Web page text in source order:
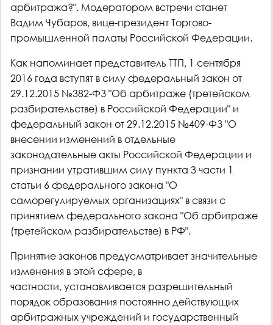
арбитража?". Модератором встречи станет
Вадим Чубаров, вице-президент Торгово-
промышленной палаты Российской Федерации.
Как напоминает представитель ТТП, 1 сентября
2016 года вступят в силу федеральный закон от
29.12.2015 №382-ФЗ "Об арбитраже (третейском
разбирательстве) в Российской Федерации" и
федеральный закон от 29.12.2015 №409-ФЗ "О
внесении изменений в отдельные
законодательные акты Российской Федерации и
признании утратившим силу пункта 3 части 1
статьи 6 федерального закона "О
саморегулируемых организациях" в связи с
принятием федерального закона "Об арбитраже
(третейском разбирательстве) в РФ".
Принятие законов предусматривает значительные
изменения в этой сфере, в
частности, устанавливается разрешительный
порядок образования постоянно действующих
арбитражных учреждений и государственный